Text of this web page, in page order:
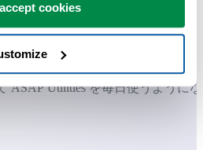
cookies
トレーニングは必要ありません。
ASAP Utilities を毎日使うようにな